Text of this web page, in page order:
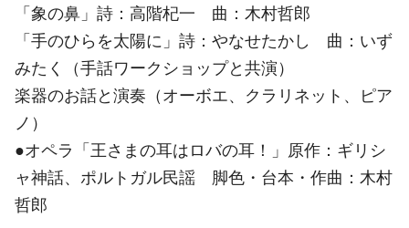
「象の鼻」詩：高階杞一 曲：木村哲郎
「手のひらを太陽に」詩：やなせたかし 曲：いず
みたく（手話ワークショップと共演）
楽器のお話と演奏（オーボエ、クラリネット、ピア
ノ）
●オペラ「王さまの耳はロバの耳！」原作：ギリシ
ャ神話、ポルトガル民謡 脚色・台本・作曲：木村
哲郎